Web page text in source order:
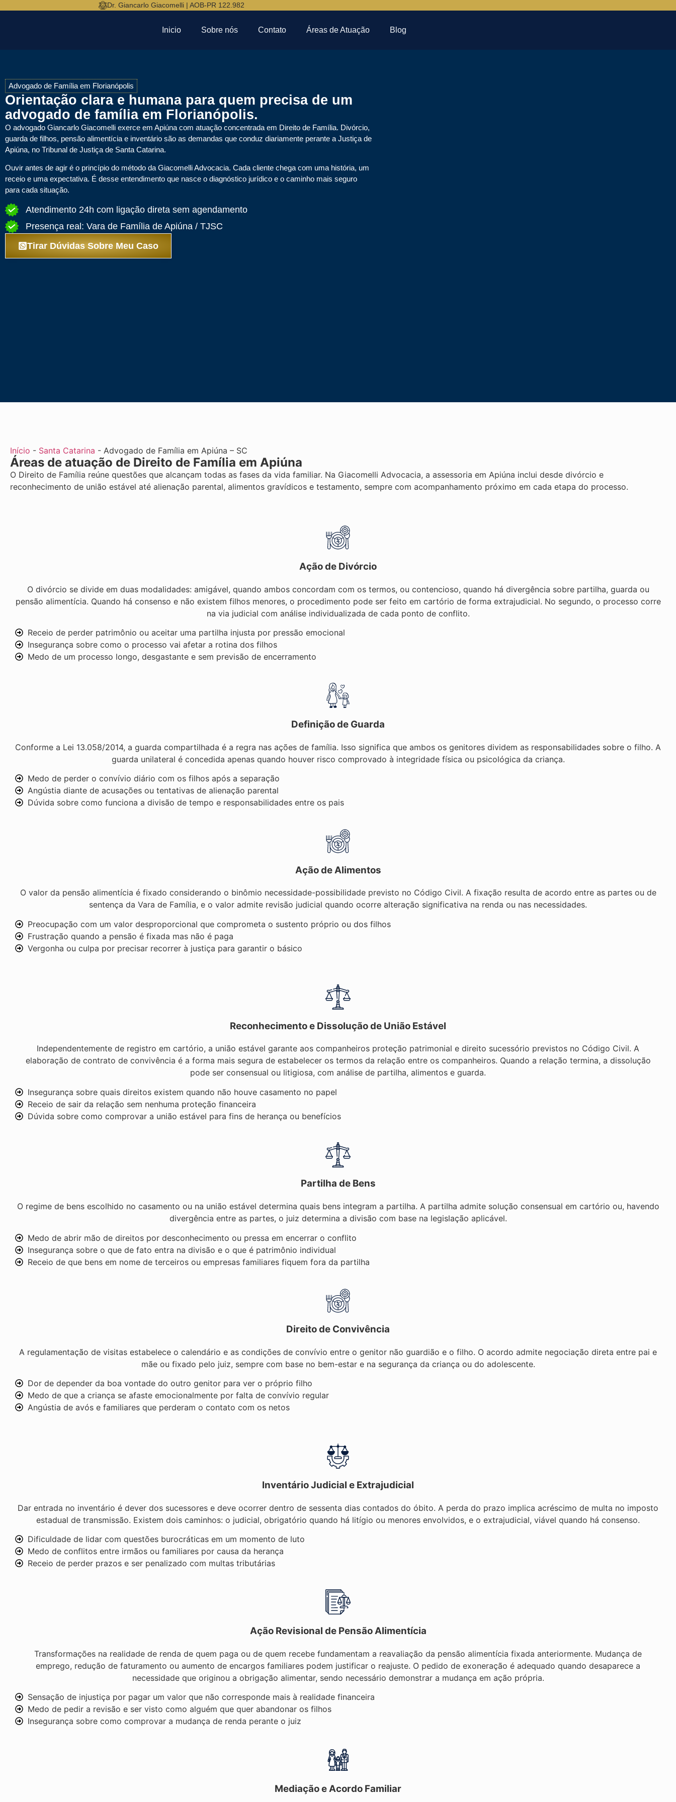
Dr. Giancarlo Giacomelli | AOB-PR 122.982
Inicio Sobre nós Contato Áreas de Atuação Blog
Advogado de Família em Florianópolis
Orientação clara e humana para quem precisa de um
advogado de família em Florianópolis.
O advogado Giancarlo Giacomelli exerce em Apiúna com atuação concentrada em Direito de Família. Divórcio,
guarda de filhos, pensão alimentícia e inventário são as demandas que conduz diariamente perante a Justiça de
Apiúna, no Tribunal de Justiça de Santa Catarina.
Ouvir antes de agir é o princípio do método da Giacomelli Advocacia. Cada cliente chega com uma história, um
receio e uma expectativa. É desse entendimento que nasce o diagnóstico jurídico e o caminho mais seguro
para cada situação.
Atendimento 24h com ligação direta sem agendamento
Presença real: Vara de Família de Apiúna / TJSC
Tirar Dúvidas Sobre Meu Caso
Início - Santa Catarina - Advogado de Família em Apiúna – SC
Áreas de atuação de Direito de Família em Apiúna
O Direito de Família reúne questões que alcançam todas as fases da vida familiar. Na Giacomelli Advocacia, a assessoria em Apiúna inclui desde divórcio e
reconhecimento de união estável até alienação parental, alimentos gravídicos e testamento, sempre com acompanhamento próximo em cada etapa do processo.
Ação de Divórcio
O divórcio se divide em duas modalidades: amigável, quando ambos concordam com os termos, ou contencioso, quando há divergência sobre partilha, guarda ou
pensão alimentícia. Quando há consenso e não existem filhos menores, o procedimento pode ser feito em cartório de forma extrajudicial. No segundo, o processo corre
na via judicial com análise individualizada de cada ponto de conflito.
Receio de perder patrimônio ou aceitar uma partilha injusta por pressão emocional
Insegurança sobre como o processo vai afetar a rotina dos filhos
Medo de um processo longo, desgastante e sem previsão de encerramento
Definição de Guarda
Conforme a Lei 13.058/2014, a guarda compartilhada é a regra nas ações de família. Isso significa que ambos os genitores dividem as responsabilidades sobre o filho. A
guarda unilateral é concedida apenas quando houver risco comprovado à integridade física ou psicológica da criança.
Medo de perder o convívio diário com os filhos após a separação
Angústia diante de acusações ou tentativas de alienação parental
Dúvida sobre como funciona a divisão de tempo e responsabilidades entre os pais
Ação de Alimentos
O valor da pensão alimentícia é fixado considerando o binômio necessidade-possibilidade previsto no Código Civil. A fixação resulta de acordo entre as partes ou de
sentença da Vara de Família, e o valor admite revisão judicial quando ocorre alteração significativa na renda ou nas necessidades.
Preocupação com um valor desproporcional que comprometa o sustento próprio ou dos filhos
Frustração quando a pensão é fixada mas não é paga
Vergonha ou culpa por precisar recorrer à justiça para garantir o básico
Reconhecimento e Dissolução de União Estável
Independentemente de registro em cartório, a união estável garante aos companheiros proteção patrimonial e direito sucessório previstos no Código Civil. A
elaboração de contrato de convivência é a forma mais segura de estabelecer os termos da relação entre os companheiros. Quando a relação termina, a dissolução
pode ser consensual ou litigiosa, com análise de partilha, alimentos e guarda.
Insegurança sobre quais direitos existem quando não houve casamento no papel
Receio de sair da relação sem nenhuma proteção financeira
Dúvida sobre como comprovar a união estável para fins de herança ou benefícios
Partilha de Bens
O regime de bens escolhido no casamento ou na união estável determina quais bens integram a partilha. A partilha admite solução consensual em cartório ou, havendo
divergência entre as partes, o juiz determina a divisão com base na legislação aplicável.
Medo de abrir mão de direitos por desconhecimento ou pressa em encerrar o conflito
Insegurança sobre o que de fato entra na divisão e o que é patrimônio individual
Receio de que bens em nome de terceiros ou empresas familiares fiquem fora da partilha
Direito de Convivência
A regulamentação de visitas estabelece o calendário e as condições de convívio entre o genitor não guardião e o filho. O acordo admite negociação direta entre pai e
mãe ou fixado pelo juiz, sempre com base no bem-estar e na segurança da criança ou do adolescente.
Dor de depender da boa vontade do outro genitor para ver o próprio filho
Medo de que a criança se afaste emocionalmente por falta de convívio regular
Angústia de avós e familiares que perderam o contato com os netos
Inventário Judicial e Extrajudicial
Dar entrada no inventário é dever dos sucessores e deve ocorrer dentro de sessenta dias contados do óbito. A perda do prazo implica acréscimo de multa no imposto
estadual de transmissão. Existem dois caminhos: o judicial, obrigatório quando há litígio ou menores envolvidos, e o extrajudicial, viável quando há consenso.
Dificuldade de lidar com questões burocráticas em um momento de luto
Medo de conflitos entre irmãos ou familiares por causa da herança
Receio de perder prazos e ser penalizado com multas tributárias
Ação Revisional de Pensão Alimentícia
Transformações na realidade de renda de quem paga ou de quem recebe fundamentam a reavaliação da pensão alimentícia fixada anteriormente. Mudança de
emprego, redução de faturamento ou aumento de encargos familiares podem justificar o reajuste. O pedido de exoneração é adequado quando desaparece a
necessidade que originou a obrigação alimentar, sendo necessário demonstrar a mudança em ação própria.
Sensação de injustiça por pagar um valor que não corresponde mais à realidade financeira
Medo de pedir a revisão e ser visto como alguém que quer abandonar os filhos
Insegurança sobre como comprovar a mudança de renda perante o juiz
Mediação e Acordo Familiar